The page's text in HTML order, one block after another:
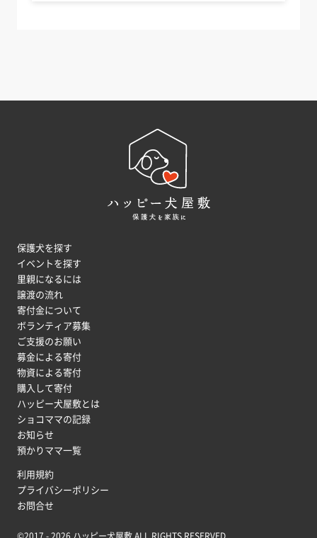
保護犬を探す
イベントを探す
里親になるには
譲渡の流れ
寄付金について
ボランティア募集
ご支援のお願い
募金による寄付
物資による寄付
購入して寄付
ハッピー犬屋敷とは
ショコママの記録
お知らせ
預かりママ一覧
利用規約
プライバシーポリシー
お問合せ